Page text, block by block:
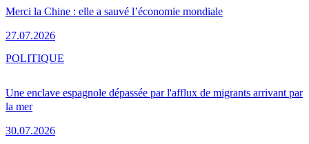
Merci la Chine : elle a sauvé l’économie mondiale
27.07.2026
Une enclave espagnole dépassée par l'afflux de migrants arrivant par
la mer
30.07.2026
POLITIQUE